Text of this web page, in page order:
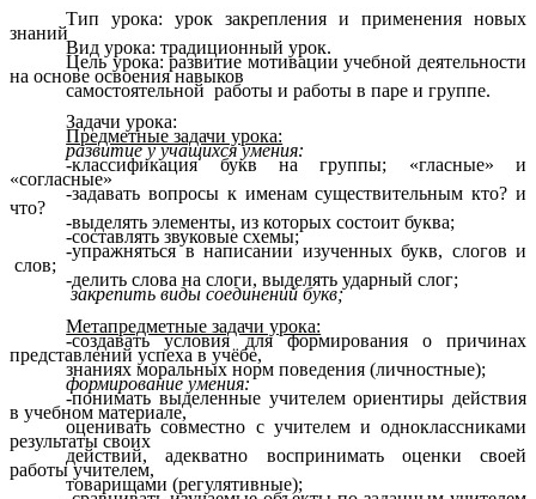
Тип урока: урок закрепления и применения новых
знаний
Вид урока: традиционный урок.
Цель урока: развитие мотивации учебной деятельности
на основе освоения навыков
самостоятельной работы и работы в паре и группе.
Задачи урока:
Предметные задачи урока:
развитие у учащихся умения:
-классификация букв на группы; «гласные» и
«согласные»
-задавать вопросы к именам существительным кто? и
что?
-выделять элементы, из которых состоит буква;
-составлять звуковые схемы;
-упражняться в написании изученных букв, слогов и
слов;
-делить слова на слоги, выделять ударный слог;
закрепить виды соединений букв;
Метапредметные задачи урока:
-создавать условия для формирования о причинах
представлений успеха в учёбе,
знаниях моральных норм поведения (личностные);
формирование умения:
-понимать выделенные учителем ориентиры действия
в учебном материале,
оценивать совместно с учителем и одноклассниками
результаты своих
действий, адекватно воспринимать оценки своей
работы учителем,
товарищами (регулятивные);